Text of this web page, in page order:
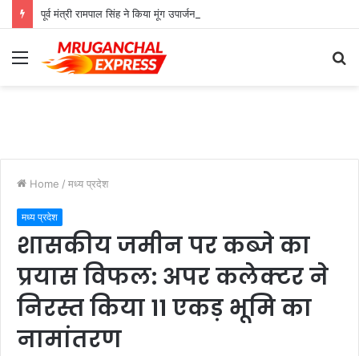
पूर्व मंत्री रामपाल सिंह ने किया मूंग उपार्जन केंद्र का औचक निरीक्षण
Menu
Home / मध्य प्रदेश
मध्य प्रदेश
शासकीय जमीन पर कब्जे का
प्रयास विफल: अपर कलेक्टर ने
निरस्त किया 11 एकड़ भूमि का
नामांतरण